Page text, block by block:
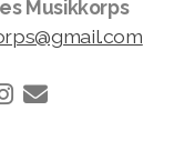
Musikkorps